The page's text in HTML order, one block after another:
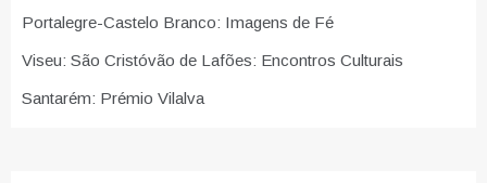
Portalegre-Castelo Branco: Imagens de Fé
Viseu: São Cristóvão de Lafões: Encontros Culturais
Santarém: Prémio Vilalva